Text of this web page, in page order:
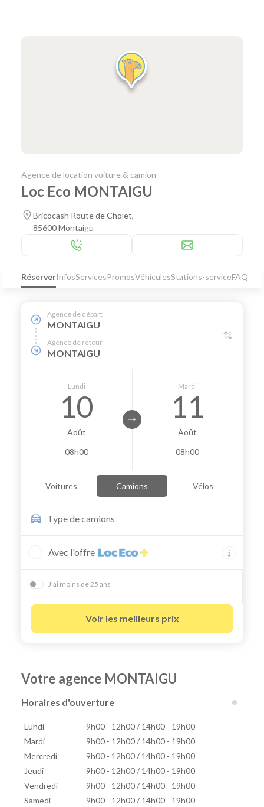
Agence de location voiture & camion
Loc Eco MONTAIGU
Bricocash Route de Cholet,
85600 Montaigu
RéserverInfosServicesPromosVéhiculesStations-serviceFAQ
Agence de départ
MONTAIGU
Agence de retour
MONTAIGU
Lundi
10
Août
08h00
Mardi
11
Août
08h00
Voitures Camions Vélos
Type decamions
Avec l'offre
J'ai moins de 25 ans
Voir les meilleurs prix
Votre agence MONTAIGU
Horaires d'ouverture
Lundi
9h00 - 12h00 / 14h00 - 19h00
Mardi
9h00 - 12h00 / 14h00 - 19h00
Mercredi
9h00 - 12h00 / 14h00 - 19h00
Jeudi
9h00 - 12h00 / 14h00 - 19h00
Vendredi
9h00 - 12h00 / 14h00 - 19h00
Samedi
9h00 - 12h00 / 14h00 - 19h00